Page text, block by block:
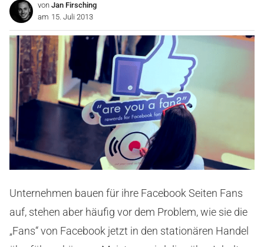
von Jan Firsching
am 15. Juli 2013
Unternehmen bauen für ihre Facebook Seiten Fans
auf, stehen aber häufig vor dem Problem, wie sie die
„Fans“ von Facebook jetzt in den stationären Handel